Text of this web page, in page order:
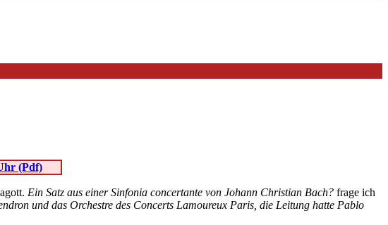
(Pdf)
Ein Satz aus einer Sinfonia concertante von Johann Christian Bach? frage ich
und das Orchestre des Concerts Lamoureux Paris, die Leitung hatte Pablo